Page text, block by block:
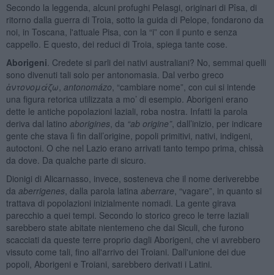
Secondo la leggenda, alcuni profughi Pelasgi, originari di Pîsa, di
ritorno dalla guerra di Troia, sotto la guida di Pelope, fondarono da
noi, in Toscana, l'attuale Pisa, con la “i” con il punto e senza
cappello. E questo, dei reduci di Troia, spiega tante cose.
Aborigeni . Credete si parli dei nativi australiani? No, semmai quelli
sono divenuti tali solo per antonomasia. Dal verbo greco
ἀντονομάζω antonomázo , “cambiare nome”, con cui si intende
una figura retorica utilizzata a mo’ di esempio. Aborigeni erano
dette le antiche popolazioni laziali, roba nostra. Infatti la parola
deriva dal latino aborigines, da “ab origine”, dall’inizio, per indicare
gente che stava lì fin dall’origine, popoli primitivi, nativi, indigeni,
autoctoni. O che nel Lazio erano arrivati tanto tempo prima, chissà
da dove. Da qualche parte di sicuro.
Dionigi di Alicarnasso, invece, sosteneva che il nome deriverebbe
da aberrigenes, dalla parola latina aberrare , “vagare”, in quanto si
trattava di popolazioni inizialmente nomadi. La gente girava
parecchio a quei tempi. Secondo lo storico greco le terre laziali
sarebbero state abitate nientemeno che dai Siculi, che furono
scacciati da queste terre proprio dagli Aborigeni, che vi avrebbero
vissuto come tali, fino all'arrivo dei Troiani. Dall'unione dei due
popoli, Aborigeni e Troiani, sarebbero derivati i Latini.